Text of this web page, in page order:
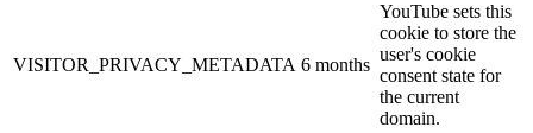
VISITOR_PRIVACY_METADATA 6 months
YouTube sets this
cookie to store the
user's cookie
consent state for
the current
domain.